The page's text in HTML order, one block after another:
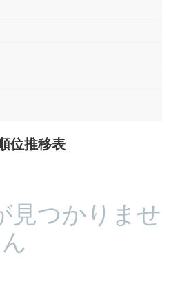
位推移表
見つかりませ
ん